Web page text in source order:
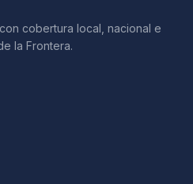
cobertura local, nacional e
la Frontera.